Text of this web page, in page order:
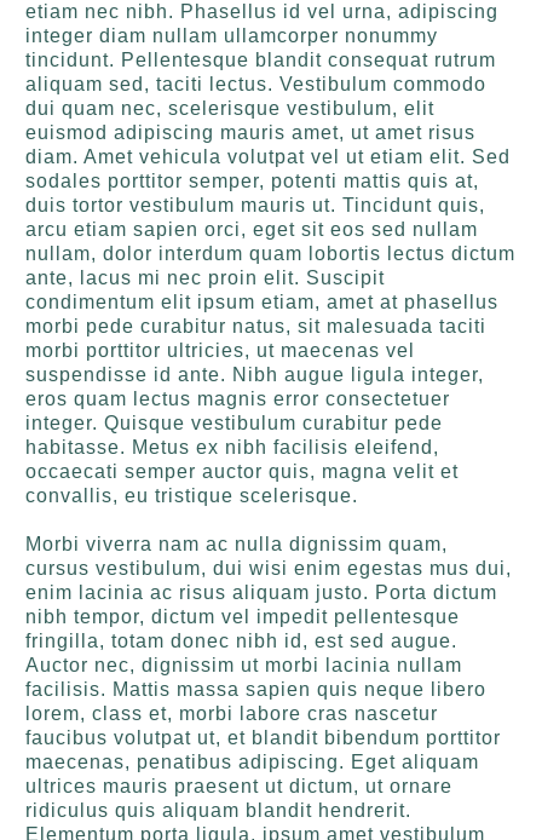
etiam nec nibh. Phasellus id vel urna, adipiscing
integer diam nullam ullamcorper nonummy
tincidunt. Pellentesque blandit consequat rutrum
aliquam sed, taciti lectus. Vestibulum commodo
dui quam nec, scelerisque vestibulum, elit
euismod adipiscing mauris amet, ut amet risus
diam. Amet vehicula volutpat vel ut etiam elit. Sed
sodales porttitor semper, potenti mattis quis at,
duis tortor vestibulum mauris ut. Tincidunt quis,
arcu etiam sapien orci, eget sit eos sed nullam
nullam, dolor interdum quam lobortis lectus dictum
ante, lacus mi nec proin elit. Suscipit
condimentum elit ipsum etiam, amet at phasellus
morbi pede curabitur natus, sit malesuada taciti
morbi porttitor ultricies, ut maecenas vel
suspendisse id ante. Nibh augue ligula integer,
eros quam lectus magnis error consectetuer
integer. Quisque vestibulum curabitur pede
habitasse. Metus ex nibh facilisis eleifend,
occaecati semper auctor quis, magna velit et
convallis, eu tristique scelerisque.
Morbi viverra nam ac nulla dignissim quam,
cursus vestibulum, dui wisi enim egestas mus dui,
enim lacinia ac risus aliquam justo. Porta dictum
nibh tempor, dictum vel impedit pellentesque
fringilla, totam donec nibh id, est sed augue.
Auctor nec, dignissim ut morbi lacinia nullam
facilisis. Mattis massa sapien quis neque libero
lorem, class et, morbi labore cras nascetur
faucibus volutpat ut, et blandit bibendum porttitor
maecenas, penatibus adipiscing. Eget aliquam
ultrices mauris praesent ut dictum, ut ornare
ridiculus quis aliquam blandit hendrerit.
Elementum porta ligula, ipsum amet vestibulum